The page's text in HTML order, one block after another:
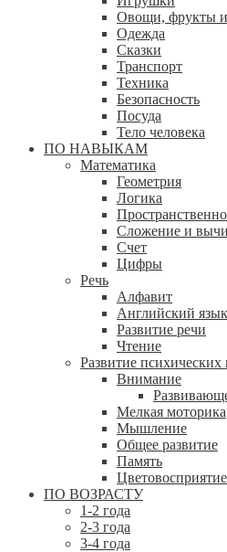
Овощи, фрукты и
Одежда
Сказки
Транспорт
Техника
Безопасность
Посуда
Тело человека
ПО НАВЫКАМ
Математика
Геометрия
Логика
Сложение и
Счет
Цифры
Речь
Алфавит
Английский язык
Развитие речи
Чтение
Развитие психических
Внимание
Мелкая моторика
Мышление
Общее развитие
Память
Цветовосприятие
ПО ВОЗРАСТУ
1-2 года
2-3 года
3-4 года